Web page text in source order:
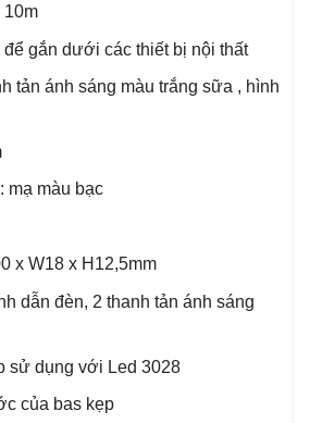
10m
gắn dưới các thiết bị nội thất
tản ánh sáng màu trắng sữa , hình
mạ màu bạc
x W18 x H12,5mm
dẫn đèn, 2 thanh tản ánh sáng
sử dụng với Led 3028
của bas kẹp